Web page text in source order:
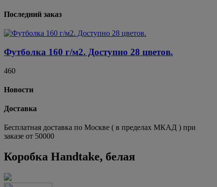
Последний заказ
Футболка 160 г/м2. Доступно 28 цветов.
460
Новости
Доставка
Бесплатная доставка по Москве ( в пределах МКАД ) при
заказе от 50000
Коробка Handtake, белая